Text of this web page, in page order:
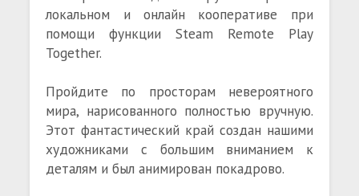
локальном и онлайн кооперативе при
помощи функции Steam Remote Play
Together.
Пройдите по просторам невероятного
мира, нарисованного полностью вручную.
Этот фантастический край создан нашими
художниками с большим вниманием к
деталям и был анимирован покадрово.